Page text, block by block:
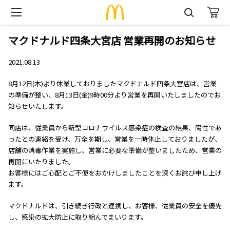
マクドナルド四条大宮店 営業再開のお知らせ
2021.08.13
8月12日(木)より休業しておりましたマクドナルド四条大宮店は、営業
の準備が整い、8月13日(金)9時00分より営業を再開いたしましたのでお
知らせいたします。
同店は、従業員から新型コロナウイルス感染症の検査の結果、陽性であ
ったとの連絡を受け、万全を期し、営業を一時休止しておりましたが、
店舗の消毒作業を実施し、営業に必要な準備が整いましたため、営業の
再開にいたりました。
お客様にはご心配とご不便をおかけしましたことを深くお詫び申し上げ
ます。
マクドナルドは、引き続き行政と連携し、お客様、従業員の安全を優先
し、感染の拡大防止に取り組んでまいります。